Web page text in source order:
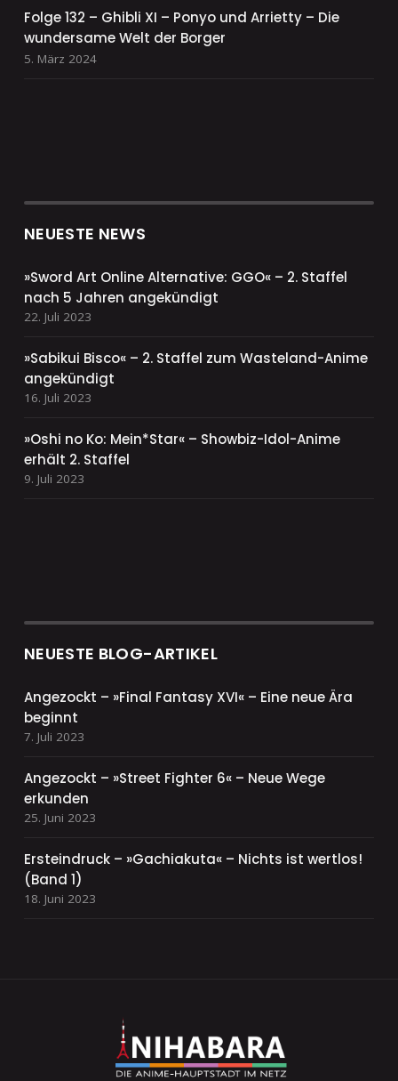
Folge 132 – Ghibli XI – Ponyo und Arrietty – Die
wundersame Welt der Borger
5. März 2024
NEUESTE NEWS
»Sword Art Online Alternative: GGO« – 2. Staffel
nach 5 Jahren angekündigt
22. Juli 2023
»Sabikui Bisco« – 2. Staffel zum Wasteland-Anime
angekündigt
16. Juli 2023
»Oshi no Ko: Mein*Star« – Showbiz-Idol-Anime
erhält 2. Staffel
9. Juli 2023
NEUESTE BLOG-ARTIKEL
Angezockt – »Final Fantasy XVI« – Eine neue Ära
beginnt
7. Juli 2023
Angezockt – »Street Fighter 6« – Neue Wege
erkunden
25. Juni 2023
Ersteindruck – »Gachiakuta« – Nichts ist wertlos!
(Band 1)
18. Juni 2023